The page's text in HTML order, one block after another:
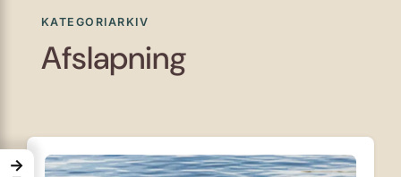
KATEGORIARKIV
Afslapning
→